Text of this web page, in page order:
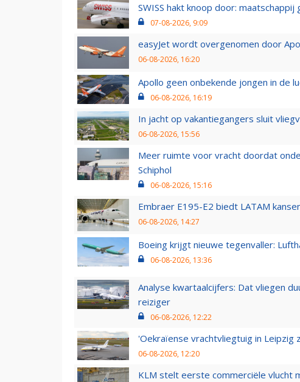
SWISS hakt knoop door:
07-08-2026, 9:09
easyJet wordt overgenomen door
06-08-2026, 16:20
Apollo geen onbekende jongen in de
06-08-2026, 16:19
In jacht op vakantiegangers sluit
06-08-2026, 15:56
Meer ruimte voor vracht doordat
Schiphol
06-08-2026, 15:16
Embraer E195-E2 biedt LATAM
06-08-2026, 14:27
Boeing krijgt nieuwe tegenvaller:
06-08-2026, 13:36
Analyse kwartaalcijfers: Dat vliegen
reiziger
06-08-2026, 12:22
'Oekraïense vrachtvliegtuig in Leipzig
06-08-2026, 12:20
KLM stelt eerste commerciële vlucht